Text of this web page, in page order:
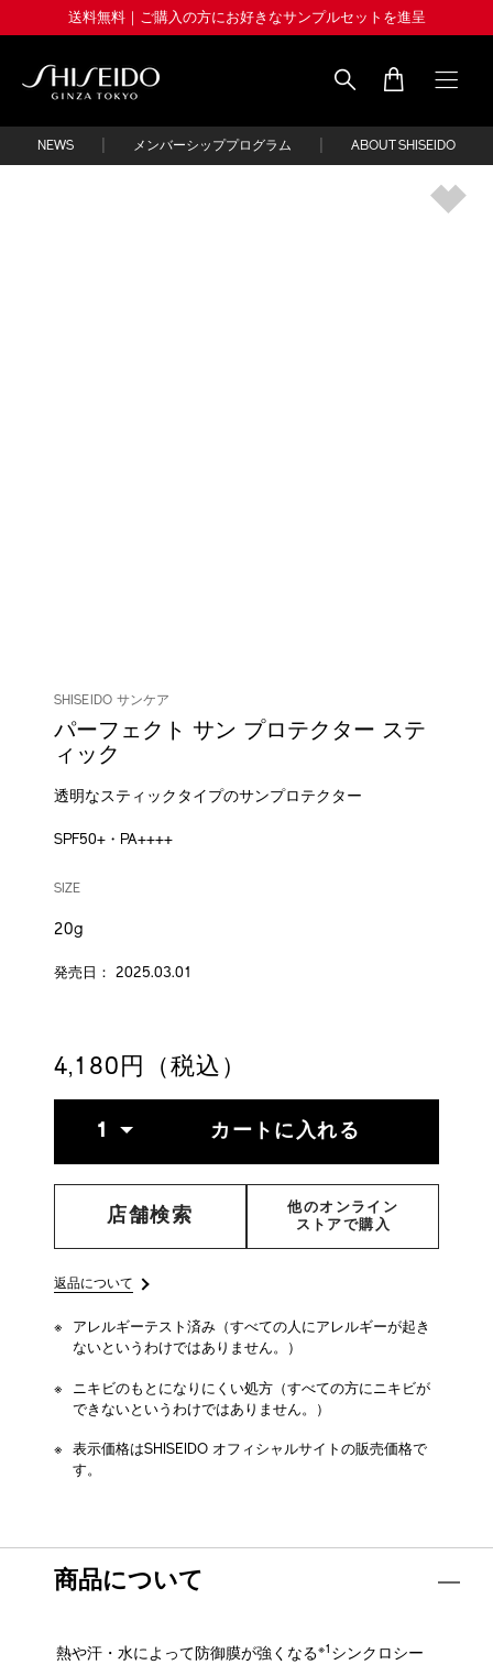
content
送料無料｜ご購入の方にお好きなサンプルセットを進呈
Shiseido
NEWS メンバーシッププログラム ABOUT SHISEIDO
SHISEIDO サンケア
パーフェクト サン プロテクター ステ
ィック
透明なスティックタイプのサンプロテクター
SPF50+・PA++++
DETAILS
/shiseido-
sun-
stick-
商
番
4514254206171
VARIATIONS
SIZE
20g
発売日： 2025.03.01
4,180円（税込）
OPTIONS
ACTIONS
1 カートに入れる
店舗検索
他のオンライン
ストアで購入
返品について
アレルギーテスト済み（すべての人にアレルギーが起き
ないというわけではありません。）
ニキビのもとになりにくい処方（すべての方にニキビが
できないというわけではありません。）
表示価格はSHISEIDO オフィシャルサイトの販売価格で
す。
商品について
熱や汗・水によって防御膜が強くなる※1 シンクロシー